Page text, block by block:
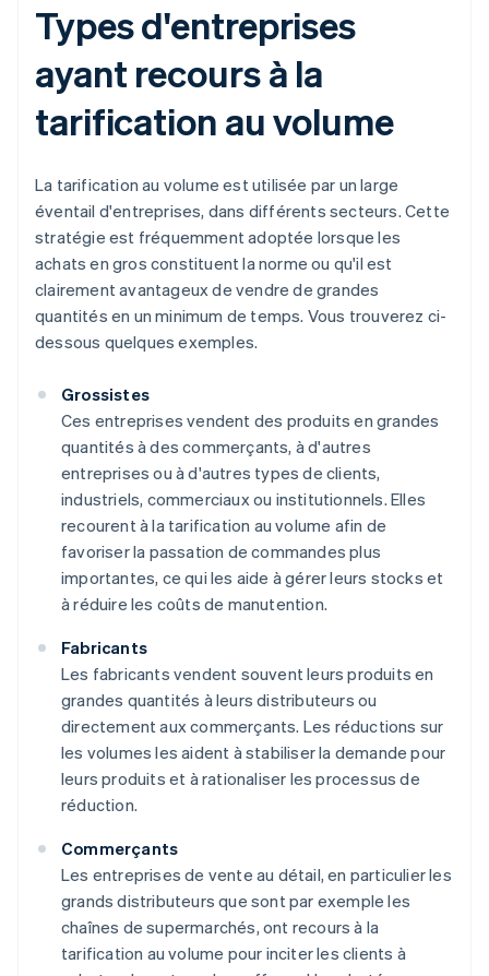
Types d'entreprises
ayant recours à la
tarification au volume
La tarification au volume est utilisée par un large
éventail d'entreprises, dans différents secteurs. Cette
stratégie est fréquemment adoptée lorsque les
achats en gros constituent la norme ou qu'il est
clairement avantageux de vendre de grandes
quantités en un minimum de temps. Vous trouverez ci-
dessous quelques exemples.
Grossistes
Ces entreprises vendent des produits en grandes
quantités à des commerçants, à d'autres
entreprises ou à d'autres types de clients,
industriels, commerciaux ou institutionnels. Elles
recourent à la tarification au volume afin de
favoriser la passation de commandes plus
importantes, ce qui les aide à gérer leurs stocks et
à réduire les coûts de manutention.
Fabricants
Les fabricants vendent souvent leurs produits en
grandes quantités à leurs distributeurs ou
directement aux commerçants. Les réductions sur
les volumes les aident à stabiliser la demande pour
leurs produits et à rationaliser les processus de
réduction.
Commerçants
Les entreprises de vente au détail, en particulier les
grands distributeurs que sont par exemple les
chaînes de supermarchés, ont recours à la
tarification au volume pour inciter les clients à